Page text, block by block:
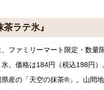
ラテ氷』
ファミリーマート限定・数量
。価格は184円（税込198円）
産の「天空の抹茶®」。山間